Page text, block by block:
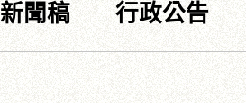
新聞稿 行政公告